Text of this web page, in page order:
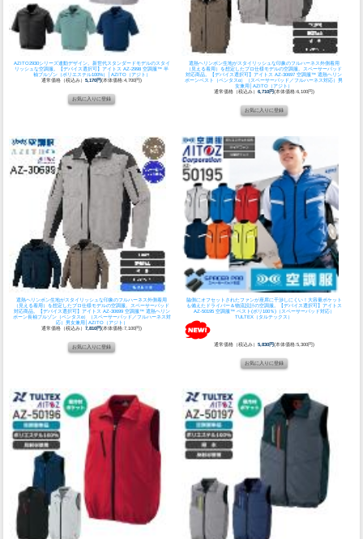
AZITO2930シリーズ連動デザイン。新世代スタンダードモデルのスタイ
リッシュな空調服。
【デバイス選択可】アイトス AZ-2998 空調服™ 半
袖ブルゾン（ポリエステル100%）│AZITO（アジト）
通常価格（税込み）5,170円(本体価格:4,700円)
遮熱ヘリンボン生地がスタイリッシュな印象のフルハーネス外側着用
（見える着用）を想定したプロ仕様モデルの空調服。スペーサーパッド
対応商品。
【デバイス選択可】アイトス AZ-30697 空調服™ 遮熱ヘリン
ボーンベスト（ペンタスα）（スペーサーパッド／フルハーネス対応）男
女兼用│AZITO（アジト）
通常価格（税込み） 6,710円(本体価格:6,100円)
遮熱ヘリンボン生地がスタイリッシュな印象のフルハーネス外側着用
（見える着用）を想定したプロ仕様モデルの空調服。スペーサーパッド
対応商品。
【デバイス選択可】アイトス AZ-30699 空調服™ 遮熱ヘリン
ボーン長袖ブルゾン（ペンタスα）（スペーサーパッド／フルハーネス対
応）男女兼用│AZITO（アジト）
通常価格（税込み）7,810円(本体価格:7,100円)
脇側にオフセットされたファンが座席に干渉しにくい！大容量ポケット
も備えたドライバー＆物流設計の空調服。
【デバイス選択可】アイトス
AZ-50195 空調服™ ベスト(ポリ100％)（スペーサーパッド対応）
TULTEX（タルテックス）
通常価格（税込み） 5,830円(本体価格:5,300円)